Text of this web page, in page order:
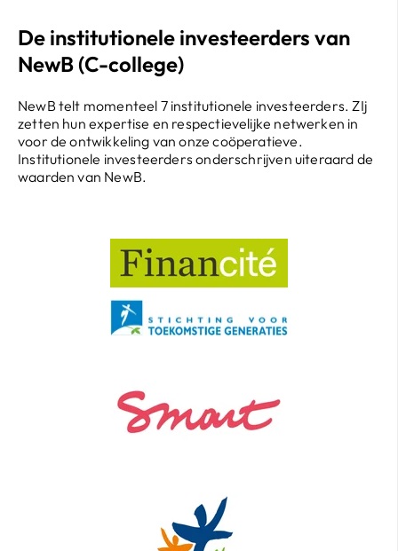
De institutionele investeerders van
NewB (C-college)
NewB telt momenteel 7 institutionele investeerders. ZIj
zetten hun expertise en respectievelijke netwerken in
voor de ontwikkeling van onze coöperatieve.
Institutionele investeerders onderschrijven uiteraard de
waarden van NewB.